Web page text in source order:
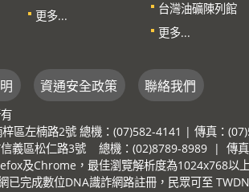
更多...
台灣油礦陳列館
更多...
資通安全政策 聯絡我們
區左楠路2號 總機：(07)582-4141 | 傳真：
信義區松仁路3號 總機：(02)8789-8989 | 傳
及Chrome，最佳瀏覽解析度為1024x768以上
已完成數位DNA識詐網路註冊，民眾可至